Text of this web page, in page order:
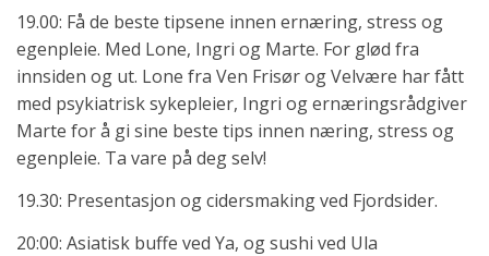
19.00: Få de beste tipsene innen ernæring, stress og
egenpleie. Med Lone, Ingri og Marte. For glød fra
innsiden og ut. Lone fra Ven Frisør og Velvære har fått
med psykiatrisk sykepleier, Ingri og ernæringsrådgiver
Marte for å gi sine beste tips innen næring, stress og
egenpleie. Ta vare på deg selv!
19.30: Presentasjon og cidersmaking ved Fjordsider.
20:00: Asiatisk buffe ved Ya, og sushi ved Ula